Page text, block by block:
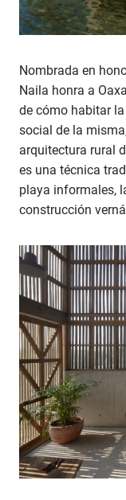
Nombrada en
Naila honra a
de cómo habitar
social de la
arquitectura rural
es una técnica
playa informales,
construcción